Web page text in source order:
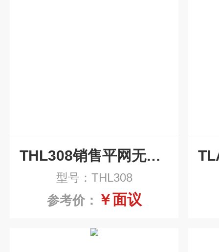
THL308销售平网无心纸带过滤机
型号：THL308
参考价： ￥面议